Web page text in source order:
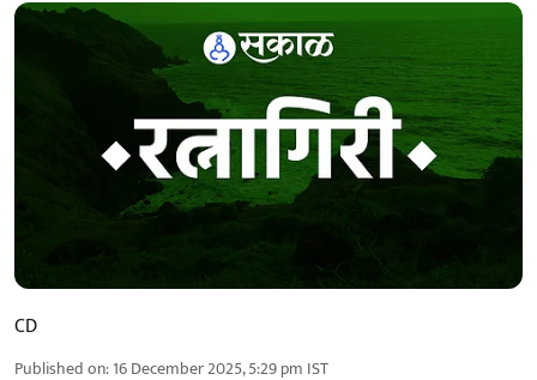
CD
Published on:16 December 2025, 5:29 pm IST